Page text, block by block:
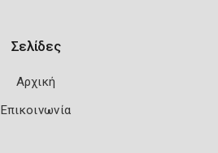
Σελίδες
Αρχική
Επικοινωνία